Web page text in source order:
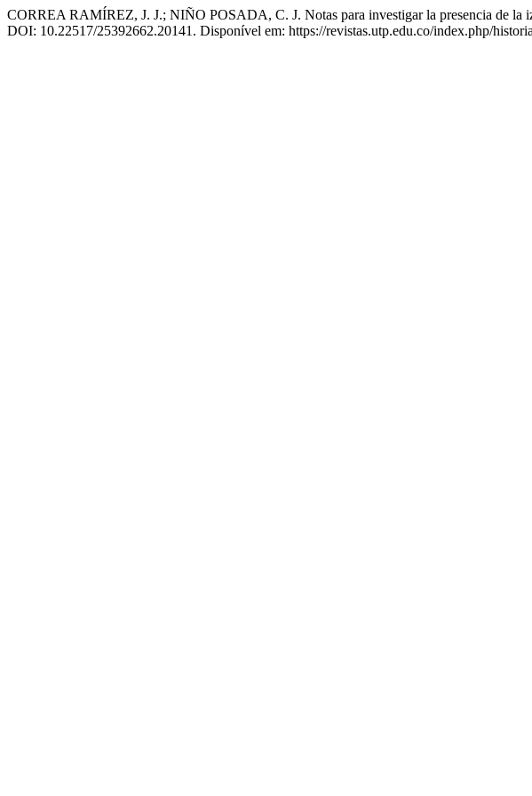
CORREA RAMÍREZ, J. J.; NIÑO POSADA, C. J. Notas para investigar la presencia de la
DOI: 10.22517/25392662.20141. Disponível em: https://revistas.utp.edu.co/index.php/